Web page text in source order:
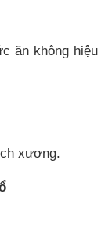
ăn không hiệu
xương.